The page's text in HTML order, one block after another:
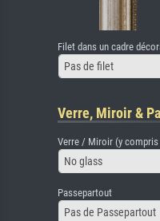
Filet dans un cadre
Pas de filet
Verre, Miroir &
Verre / Miroir (y compris
No glass
Passepartout
Pas de Passepartout